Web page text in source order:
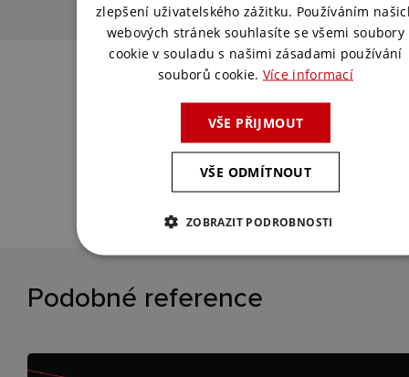
Chcete podobnou akci?
Spojte se s námi a my pro vás vymyslíme
to nejlepší řešení.
Podobné reference
zlepšení uživatelského zážitku. Používáním
webových stránek souhlasíte se všemi soubory
cookie v souladu s našimi zásadami používání
souborů cookie. Více informací
VŠE PŘIJMOUT
VŠE ODMÍTNOUT
ZOBRAZIT PODROBNOSTI